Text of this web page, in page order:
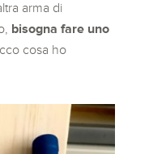
arma di
bisogna fare uno
cosa ho